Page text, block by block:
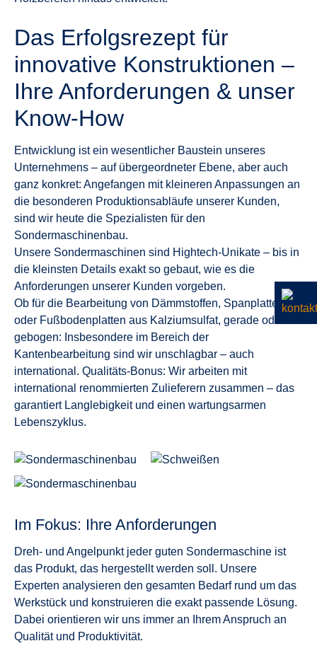
Das Erfolgsrezept für
innovative Konstruktionen –
Ihre Anforderungen & unser
Know-How
Entwicklung ist ein wesentlicher Baustein unseres
Unternehmens – auf übergeordneter Ebene, aber auch
ganz konkret: Angefangen mit kleineren Anpassungen an
die besonderen Produktionsabläufe unserer Kunden,
sind wir heute die Spezialisten für den
Sondermaschinenbau.
Unsere Sondermaschinen sind Hightech-Unikate – bis in
die kleinsten Details exakt so gebaut, wie es die
Anforderungen unserer Kunden vorgeben.
Ob für die Bearbeitung von Dämmstoffen, Spanplatten
oder Fußbodenplatten aus Kalziumsulfat, gerade oder
gebogen: Insbesondere im Bereich der
Kantenbearbeitung sind wir unschlagbar – auch
international. Qualitäts-Bonus: Wir arbeiten mit
international renommierten Zulieferern zusammen – das
garantiert Langlebigkeit und einen wartungsarmen
Lebenszyklus.
Im Fokus: Ihre Anforderungen
Dreh- und Angelpunkt jeder guten Sondermaschine ist
das Produkt, das hergestellt werden soll. Unsere
Experten analysieren den gesamten Bedarf rund um das
Werkstück und konstruieren die exakt passende Lösung.
Dabei orientieren wir uns immer an Ihrem Anspruch an
Qualität und Produktivität.